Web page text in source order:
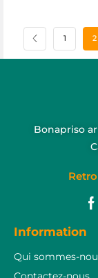
1 2
Bonapriso
Information
Qui sommes-